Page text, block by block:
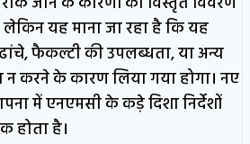
यह माना जा रहा है कि यह
ढांचे, फैकल्टी की उपलब्धता, या अन्य
न करने के कारण लिया गया होगा। नए
में एनएमसी के कड़े दिशा निर्देशों
होता है।